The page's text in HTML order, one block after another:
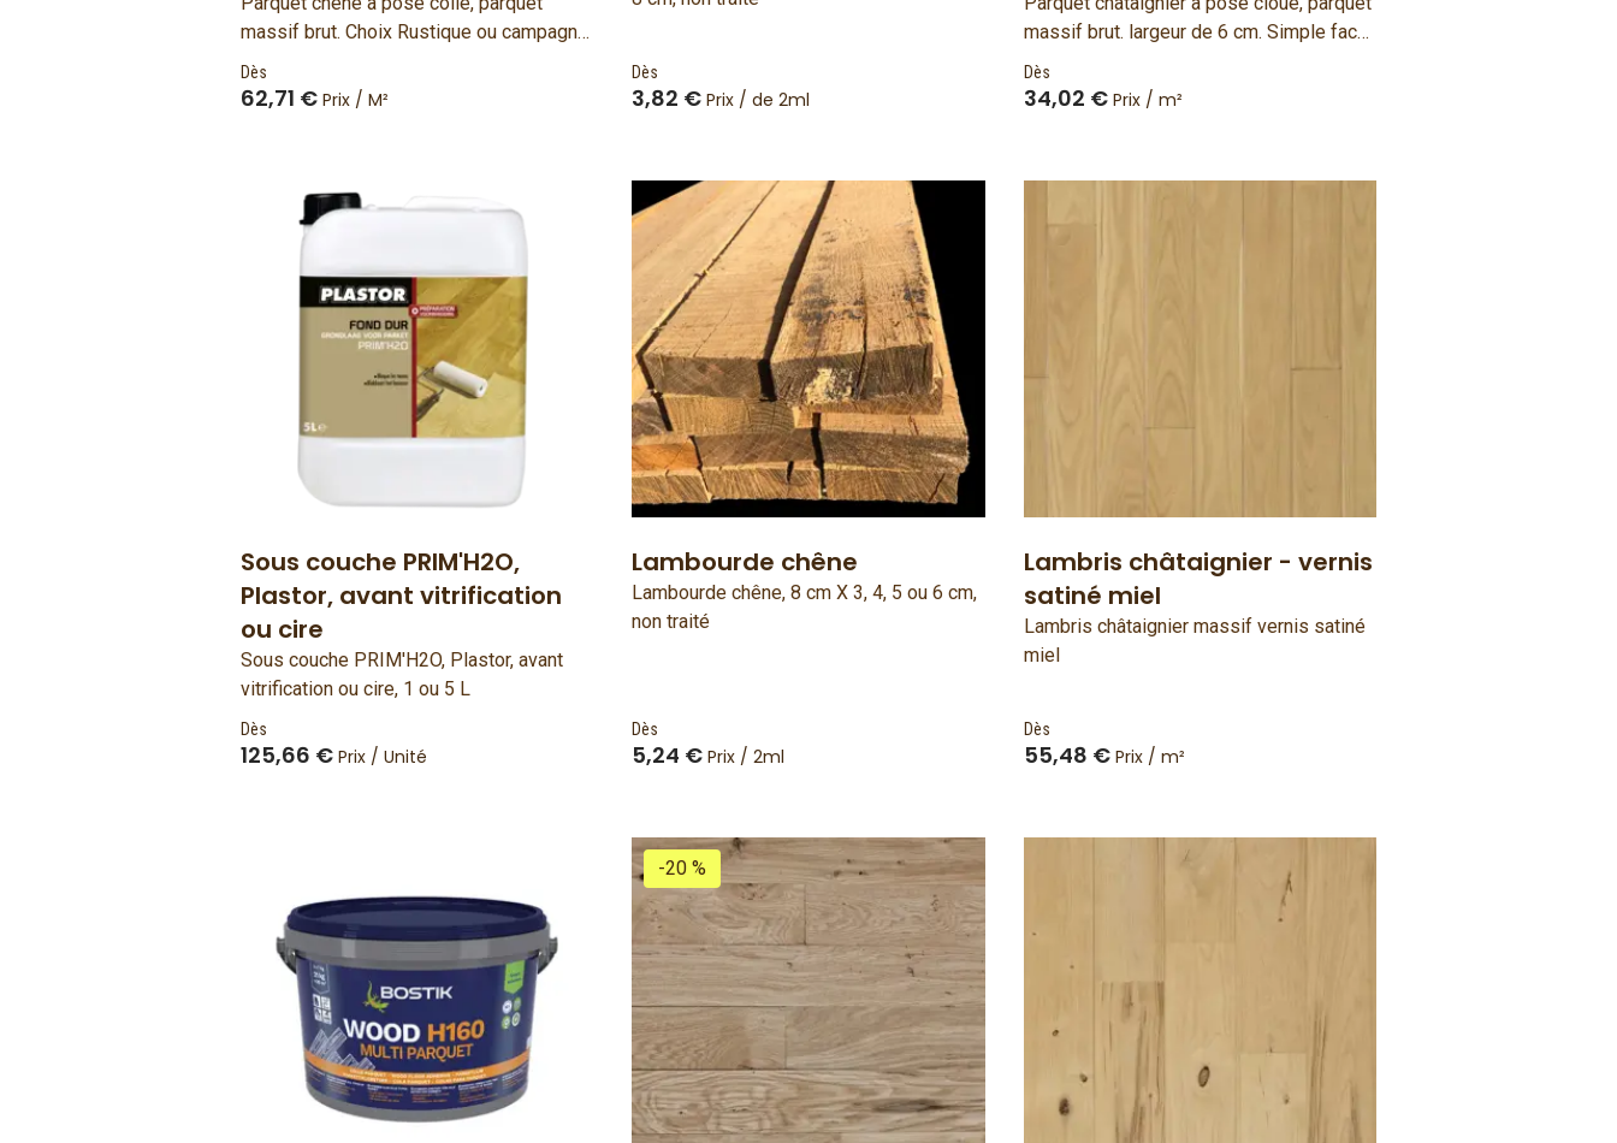
massif brut. Choix Rustique ou campagne,
largeur de 9 cm. Simple face. Bois
français et fabriqué en France.
Dès
62,71 € Prix / M²
Dès
3,82 €Prix / de 2ml
massif brut. largeur de 6 cm. Simple face.
Bois français et fabriqué en France.
Dès
34,02 € Prix / m²
Sous couche PRIM'H2O,
Plastor, avant vitrification
ou cire
Sous couche PRIM'H2O, Plastor, avant
vitrification ou cire, 1 ou 5 L
Dès
125,66 € Prix / Unité
Lambourde chêne
Lambourde chêne, 8 cm X 3, 4, 5 ou 6 cm,
non traité
Dès
5,24 €Prix / 2ml
Lambris châtaignier - vernis
satiné miel
Lambris châtaignier massif vernis satiné
miel
Dès
55,48 € Prix / m²
-20 %